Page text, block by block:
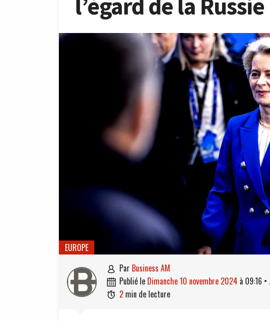
l’égard de la Russie
EUROPE
 par Business AM
 publié le dimanche 10 novembre 2024 à 09:16 •
 2 min de lecture